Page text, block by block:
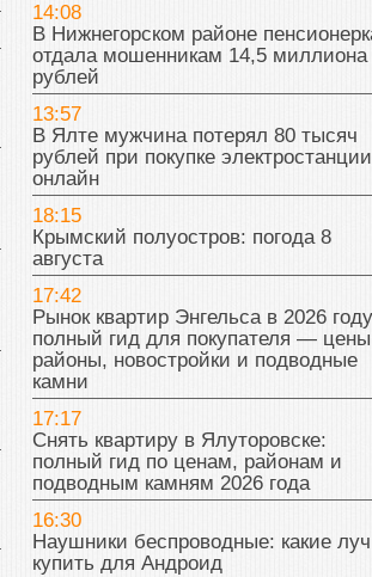
14:08
В Нижнегорском районе
отдала мошенникам 14,5 миллиона
рублей
13:57
В Ялте мужчина потерял 80 тысяч
рублей при покупке электростанции
онлайн
18:15
Крымский полуостров: погода 8
августа
17:42
Рынок квартир Энгельса в 2026
полный гид для покупателя —
районы, новостройки и подводные
камни
17:17
Снять квартиру в Ялуторовске:
полный гид по ценам, районам и
подводным камням 2026 года
16:30
Наушники беспроводные: какие
купить для Андроид